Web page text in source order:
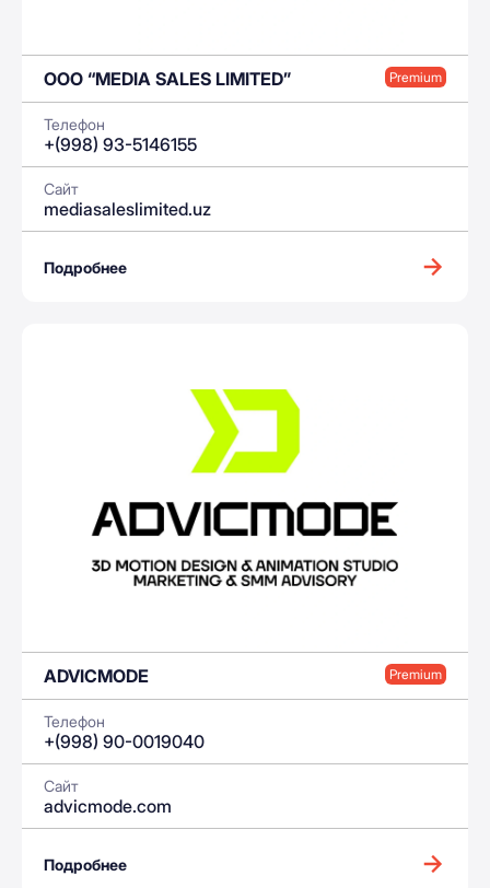
OOO “MEDIA SALES LIMITED” Premium
Телефон
+(998) 93-5146155
Сайт
mediasaleslimited.uz
Подробнее
ADVICMODE Premium
Телефон
+(998) 90-0019040
Сайт
advicmode.com
Подробнее